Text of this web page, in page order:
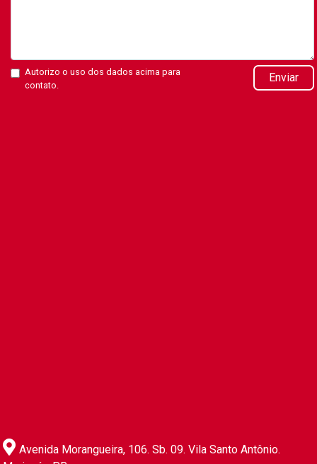
Autorizo o uso dos dados acima para
contato.
Enviar
Avenida Morangueira, 106. Sb. 09. Vila Santo Antônio.